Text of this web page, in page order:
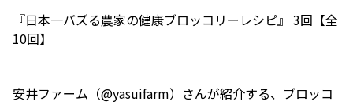
『日本一バズる農家の健康ブロッコリーレシピ』 3回【全
10回】
安井ファーム（@yasuifarm）さんが紹介する、ブロッコ